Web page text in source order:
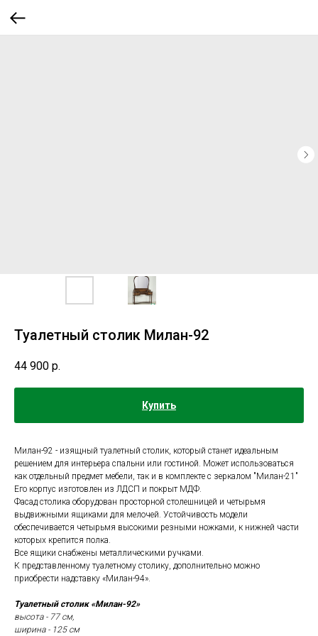
Туалетный столик Милан-92
44 900 р.
Купить
Милан-92 - изящный туалетный столик, который станет идеальным
решением для интерьера спальни или гостиной. Может использоваться
как отдельный предмет мебели, так и в комплекте с зеркалом "Милан-21"
Его корпус изготовлен из ЛДСП и покрыт МДФ.
Фасад столика оборудован просторной столешницей и четырьмя
выдвижными ящиками для мелочей. Устойчивость модели
обеспечивается четырьмя высокими резными ножками, к нижней части
которых крепится полка.
Все ящики снабжены металлическими ручками.
К представленному туалетному столику, дополнительно можно
приобрести надставку «Милан-94».
Туалетный столик «Милан-92»
высота - 77 см,
ширина - 125 см